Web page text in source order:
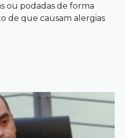
ou podadas de forma
de que causam alergias